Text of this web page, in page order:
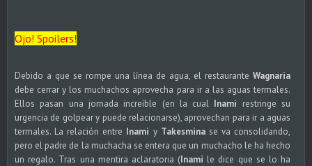
Ojo! Spoilers!
Debido a que se rompe una línea de agua, el restaurante Wagnaria
debe cerrar y los muchachos aprovecha para ir a las aguas termales.
Ellos pasan una jornada increíble (en la cual Inami restringe su
urgencia de golpear y puede relacionarse), aprovechan para ir a aguas
termales. La relación entre Inami y Takesmina se va consolidando,
pero el padre de la muchacha se entera que un muchacho le ha hecho
un regalo. Tras una mentira aclaratoria (Inami le dice que se lo ha